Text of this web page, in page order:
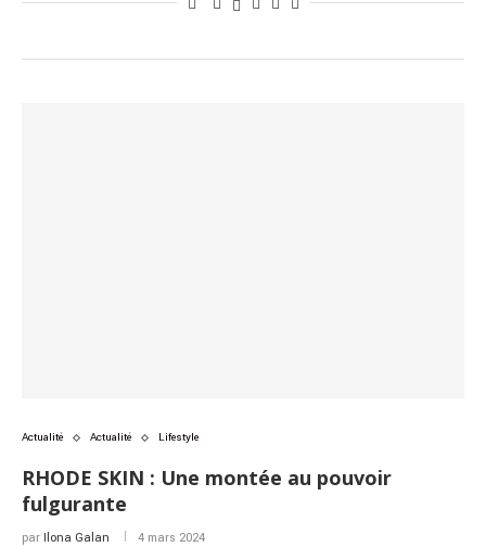
Actualité Actualité Lifestyle
RHODE SKIN : Une montée au pouvoir
fulgurante
par Ilona Galan 4 mars 2024